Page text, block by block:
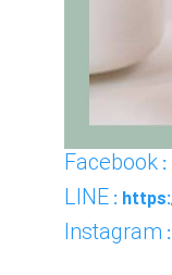
Facebook :
LINE :
Instagram